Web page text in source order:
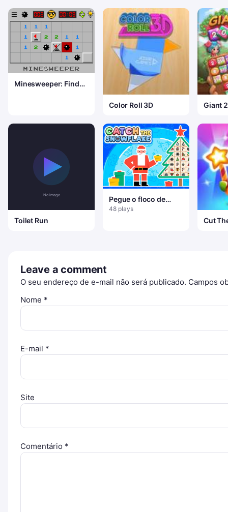
Minesweeper: Find
Color Roll 3D
Giant
Toilet Run
Pegue o floco de
neve
48 plays
Cut
Leave a comment
O seu endereço de e-mail não será publicado. Campos
Nome *
E-mail *
Site
Comentário *